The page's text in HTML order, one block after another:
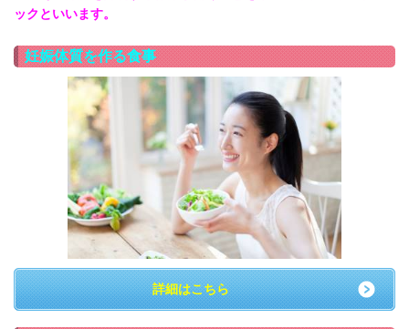
ックといいます。
妊娠体質を作る食事
詳細はこちら